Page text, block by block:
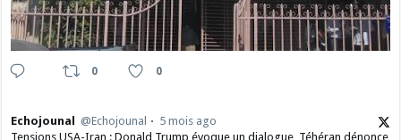
0 0
Echojounal @Echojounal
5 mois ago
Tensions USA-Iran : Donald Trump évoque un dialogue, Téhéran dénonce